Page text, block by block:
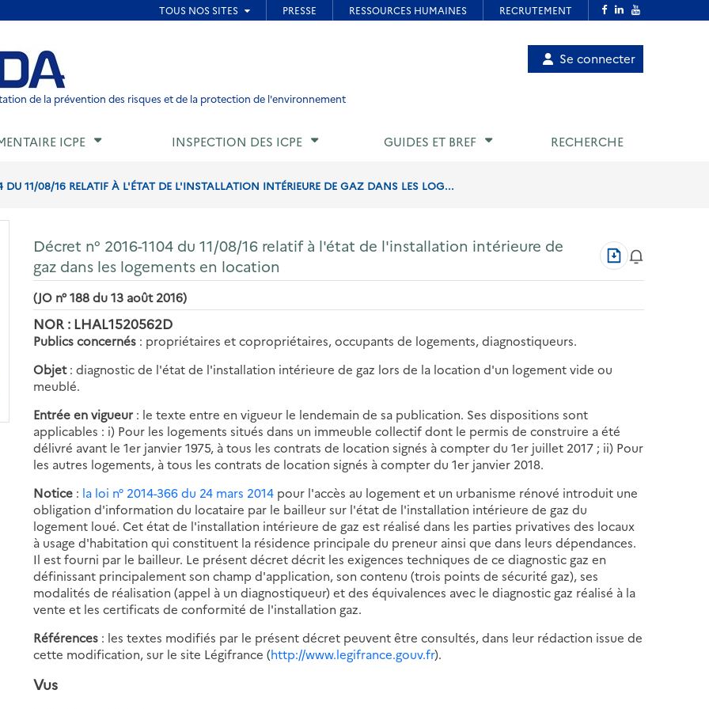
de page
de la prévention des risques et de la protection de l'environnement
Menu
utilisateur
Se connecter
ICPE INSPECTION DES ICPE GUIDES ET BREF RECHERCHE
DU 11/08/16 RELATIF À L'ÉTAT DE L'INSTALLATION INTÉRIEURE DE GAZ DANS LES LOG...
Décret n° 2016-1104 du 11/08/16 relatif à l'état de l'installation intérieure de
gaz dans les logements en location
Télécharger
au
format
(JO n° 188 du 13 août 2016)
NOR : LHAL1520562D
Publics concernés : propriétaires et copropriétaires, occupants de logements, diagnostiqueurs.
Objet: diagnostic de l'état de l'installation intérieure de gaz lors de la location d'un logement vide ou
meublé.
Entrée en vigueur : le texte entre en vigueur le lendemain de sa publication. Ses dispositions sont
applicables : i) Pour les logements situés dans un immeuble collectif dont le permis de construire a été
délivré avant le 1er janvier 1975, à tous les contrats de location signés à compter du 1er juillet 2017 ; ii) Pour
les autres logements, à tous les contrats de location signés à compter du 1er janvier 2018.
Notice : la loi n° 2014-366 du 24 mars 2014 pour l'accès au logement et un urbanisme rénové introduit une
obligation d'information du locataire par le bailleur sur l'état de l'installation intérieure de gaz du
logement loué. Cet état de l'installation intérieure de gaz est réalisé dans les parties privatives des locaux
à usage d'habitation qui constituent la résidence principale du preneur ainsi que dans leurs dépendances.
Il est fourni par le bailleur. Le présent décret décrit les exigences techniques de ce diagnostic gaz en
définissant principalement son champ d'application, son contenu (trois points de sécurité gaz), ses
modalités de réalisation (appel à un diagnostiqueur) et des équivalences avec le diagnostic gaz réalisé à la
vente et les certificats de conformité de l'installation gaz.
Références : les textes modifiés par le présent décret peuvent être consultés, dans leur rédaction issue de
cette modification, sur le site Légifrance (http://www.legifrance.gouv.fr).
Vus